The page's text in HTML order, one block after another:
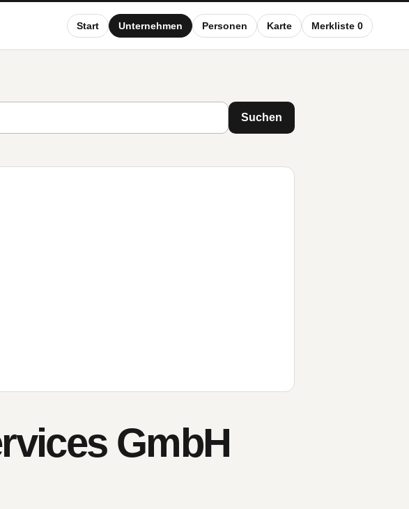
Start Unternehmen Personen Karte Merkliste 0
Suchen
GmbH